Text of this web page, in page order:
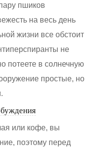
пшиков
на весь день
жизни все обстоит
не
потеете в солнечную
простые, но
или кофе, вы
поэтому перед